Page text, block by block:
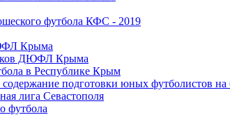
футбола КФС - 2019
Крыма
ДЮФЛ Крыма
в Республике Крым
подготовки юных футболистов на
лига Севастополя
футбола